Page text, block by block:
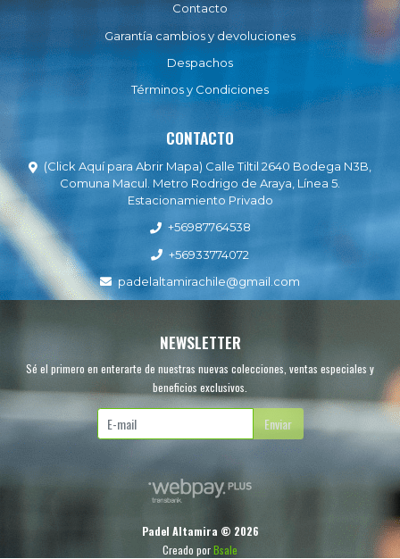
Contacto
Garantía cambios y devoluciones
Despachos
Términos y Condiciones
CONTACTO
(Click Aquí para Abrir Mapa) Calle Tiltil 2640 Bodega N3B,
Comuna Macul. Metro Rodrigo de Araya, Línea 5.
Estacionamiento Privado
+56987764538
+56933774072
padelaltamirachile@gmail.com
NEWSLETTER
Sé el primero en enterarte de nuestras nuevas colecciones, ventas especiales y
beneficios exclusivos.
Enviar
Padel Altamira © 2026
Creado porBsale